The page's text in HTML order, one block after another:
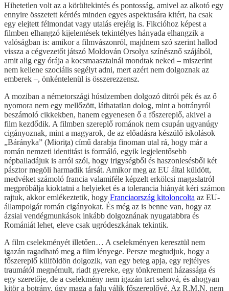
Hihetetlen volt az a körültekintés és pontosság, amivel az alkotó egy
ennyire összetett kérdés minden egyes aspektusára kitért, ha csak
egy elejtett félmondat vagy utalás erejéig is. Fikcióhoz képest a
filmben elhangzó kijelentések tekintélyes hányada elhangzik a
valóságban is: amikor a filmvászonról, majdnem szó szerint hallod
vissza a cégvezetőt játszó Moldován Orsolya színésznő szájából,
amit alig egy órája a kocsmaasztalnál mondtak neked – miszerint
nem kellene szociális segélyt adni, mert azért nem dolgoznak az
emberek –, önkéntelenül is összerezzensz.
A moziban a németországi húsüzemben dolgozó ditrói pék és az ő
nyomora nem egy mellőzött, láthatatlan dolog, mint a botrányról
beszámoló cikkekben, hanem egyenesen ő a főszereplő, akivel a
film kezdődik. A filmben szereplő románok nem csupán ugyanúgy
cigányoznak, mint a magyarok, de az előadásra készülő iskolások
„Bárányka” (Mioriţa) című darabja finoman utal rá, hogy már a
román nemzeti identitást is formáló, egyik legjelentősebb
népballadájuk is arról szól, hogy irigységből és haszonlesésből két
pásztor megöli harmadik társát. Amikor meg az EU által küldött,
medvéket számoló francia valamiféle képzelt erkölcsi magaslatról
megpróbálja kioktatni a helyieket és a tolerancia hiányát kéri számon
rajtuk, akkor emlékeztetik, hogy Franciaország kitoloncolta az EU-
állampolgár román cigányokat. És még az is benne van, hogy az
ázsiai vendégmunkások inkább dolgoznának nyugatabbra és
Romániát lehet, eleve csak ugródeszkának tekintik.
A film cselekményét illetően… A cselekményen keresztül nem
igazán ragadható meg a film lényege. Persze megtudjuk, hogy a
főszereplő külföldön dolgozik, van egy beteg apja, egy rejtélyes
traumától megnémult, riadt gyereke, egy tönkrement házassága és
egy szeretője, de a cselekmény nem igazán tart sehová, és ahogyan
kitör a botrány, úgy maga a falu válik főszereplővé. Az R.M.N. nem